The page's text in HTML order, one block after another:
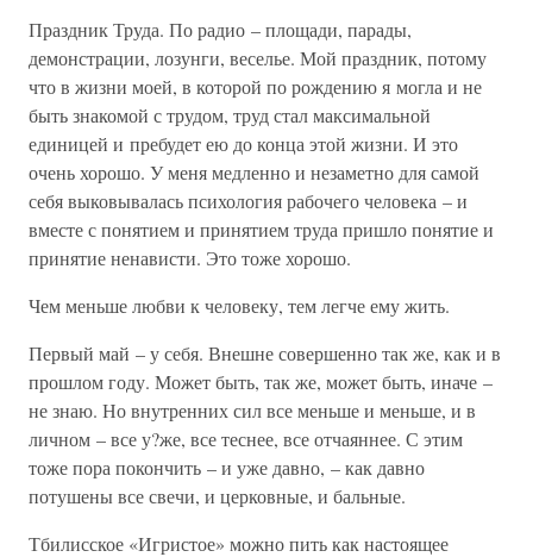
Праздник Труда. По радио – площади, парады,
демонстрации, лозунги, веселье. Мой праздник, потому
что в жизни моей, в которой по рождению я могла и не
быть знакомой с трудом, труд стал максимальной
единицей и пребудет ею до конца этой жизни. И это
очень хорошо. У меня медленно и незаметно для самой
себя выковывалась психология рабочего человека – и
вместе с понятием и принятием труда пришло понятие и
принятие ненависти. Это тоже хорошо.
Чем меньше любви к человеку, тем легче ему жить.
Первый май – у себя. Внешне совершенно так же, как и в
прошлом году. Может быть, так же, может быть, иначе –
не знаю. Но внутренних сил все меньше и меньше, и в
личном – все у?же, все теснее, все отчаяннее. С этим
тоже пора покончить – и уже давно, – как давно
потушены все свечи, и церковные, и бальные.
Тбилисское «Игристое» можно пить как настоящее